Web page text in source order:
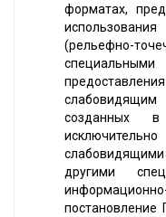
форматах,
(рельефно-
созданных в
другими
постановление